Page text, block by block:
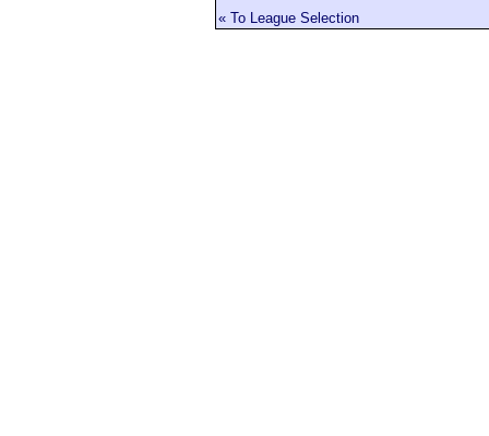
« To League Selection